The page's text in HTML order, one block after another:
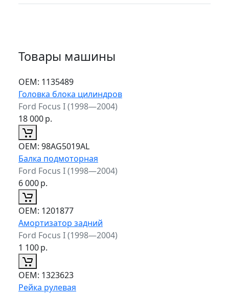
Товары машины
ОЕМ: 1135489
Головка блока цилиндров
Ford Focus I (1998—2004)
18 000р.
ОЕМ: 98AG5019AL
Балка подмоторная
Ford Focus I (1998—2004)
6 000р.
ОЕМ: 1201877
Амортизатор задний
Ford Focus I (1998—2004)
1 100р.
ОЕМ: 1323623
Рейка рулевая